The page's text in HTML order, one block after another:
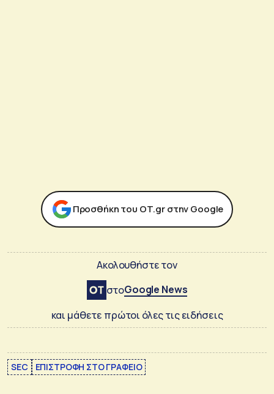
Προσθήκη του ΟΤ.gr στην Google
Ακολουθήστε τον
στοGoogle News
και μάθετε πρώτοι όλες τις ειδήσεις
SEC ΕΠΙΣΤΡΟΦΗ ΣΤΟ ΓΡΑΦΕΙΟ